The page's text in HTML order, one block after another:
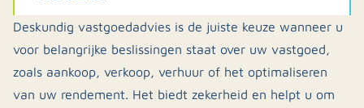
Deskundig vastgoedadvies is de juiste keuze wanneer u
voor belangrijke beslissingen staat over uw vastgoed,
zoals aankoop, verkoop, verhuur of het optimaliseren
van uw rendement. Het biedt zekerheid en helpt u om